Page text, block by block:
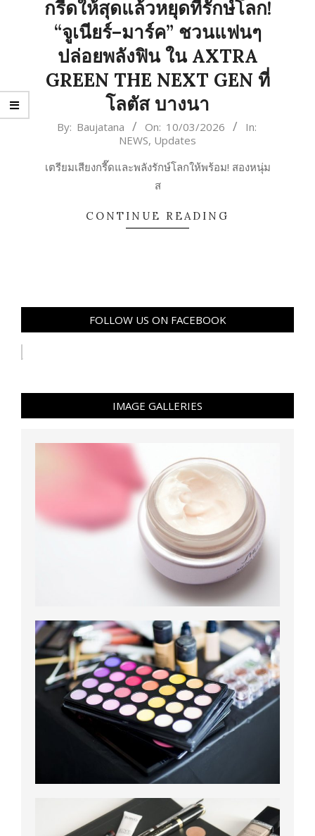
กรี๊ดให้สุดแล้วหยุดที่รักษ์โลก!
“จูเนียร์–มาร์ค” ชวนแฟนๆ
ปล่อยพลังฟิน ใน AXTRA
GREEN THE NEXT GEN ที่
โลตัส บางนา
2026-
10
By: Baujatana On: 10/03/2026
In:
NEWS, Updates
เตรียมเสียงกรี๊ดและพลังรักษ์โลกให้พร้อม! สองหนุ่ม
ส
CONTINUE READING
FOLLOW US ON FACEBOOK
IMAGE GALLERIES